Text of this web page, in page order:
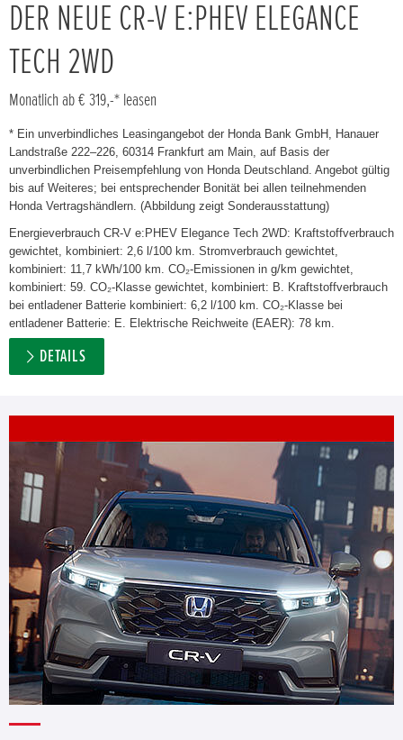
DER NEUE CR-V E:PHEV ELEGANCE
TECH 2WD
Monatlich ab € 319,-* leasen
* Ein unverbindliches Leasingangebot der Honda Bank GmbH, Hanauer
Landstraße 222–226, 60314 Frankfurt am Main, auf Basis der
unverbindlichen Preisempfehlung von Honda Deutschland. Angebot gültig
bis auf Weiteres; bei entsprechender Bonität bei allen teilnehmenden
Honda Vertragshändlern. (Abbildung zeigt Sonderausstattung)
Energieverbrauch CR-V e:PHEV Elegance Tech 2WD: Kraftstoffverbrauch
gewichtet, kombiniert: 2,6 l/100 km. Stromverbrauch gewichtet,
kombiniert: 11,7 kWh/100 km. CO₂-Emissionen in g/km gewichtet,
kombiniert: 59. CO₂-Klasse gewichtet, kombiniert: B. Kraftstoffverbrauch
bei entladener Batterie kombiniert: 6,2 l/100 km. CO₂-Klasse bei
entladener Batterie: E. Elektrische Reichweite (EAER): 78 km.
DETAILS